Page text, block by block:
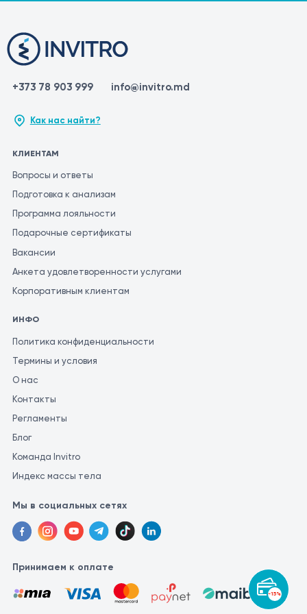
-15%
+373 78 903 999 info@invitro.md
Как нас найти?
КЛИЕНТАМ
Вопросы и ответы
Подготовка к анализам
Программа лояльности
Подарочные сертификаты
Вакансии
Анкета удовлетворенности услугами
Корпоративным клиентам
ИНФО
Политика конфиденциальности
Термины и условия
О нас
Контакты
Регламенты
Блог
Команда Invitro
Индекс массы тела
Мы в социальных сетях
Принимаем к оплате